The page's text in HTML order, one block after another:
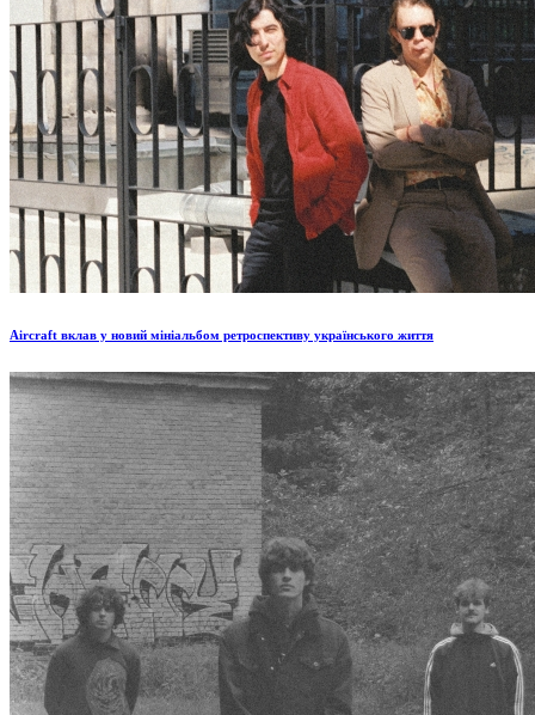
Aircraft вклав у новий мініальбом ретроспективу українського життя